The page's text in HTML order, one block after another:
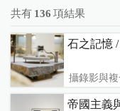
共有 136 項結果
石之記憶 /
攝錄影與
帝國主義